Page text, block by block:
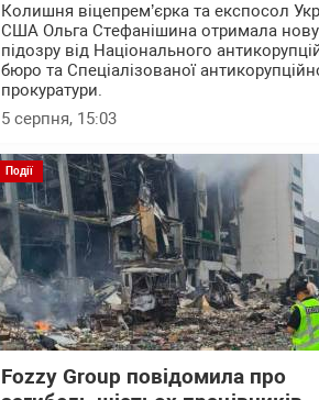
Колишня віцепрем’єрка та експосол
США Ольга Стефанішина отримала нову
підозру від Національного
бюро та Спеціалізованої
прокуратури.
5 серпня, 15:03
Події
Fozzy Group повідомила про